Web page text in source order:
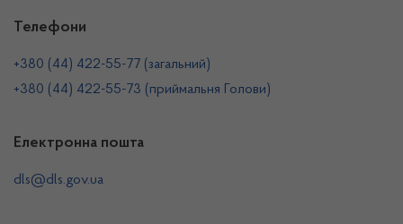
Телефони
+380 (44) 422-55-77 (загальний)
+380 (44) 422-55-73 (приймальня Голови)
Електронна пошта
dls@dls.gov.ua